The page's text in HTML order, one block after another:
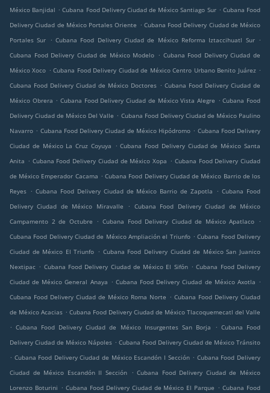
México Banjidal . Cubana Food Delivery Ciudad de México Santiago Sur . Cubana Food
Delivery Ciudad de México Portales Oriente . Cubana Food Delivery Ciudad de México
Portales Sur
. Cubana Food Delivery Ciudad de México Reforma Iztaccihuatl Sur .
Cubana Food Delivery Ciudad de México Modelo . Cubana Food Delivery Ciudad de
México Xoco . Cubana Food Delivery Ciudad de México Centro Urbano Benito Juárez .
Cubana Food Delivery Ciudad de México Doctores . Cubana Food Delivery Ciudad de
México Obrera . Cubana Food Delivery Ciudad de México Vista Alegre . Cubana Food
Delivery Ciudad de México Del Valle . Cubana Food Delivery Ciudad de México Paulino
Navarro . Cubana Food Delivery Ciudad de México Hipódromo . Cubana Food Delivery
Ciudad de México La Cruz Coyuya
. Cubana Food Delivery Ciudad de México Santa
Anita . Cubana Food Delivery Ciudad de México Xopa . Cubana Food Delivery Ciudad
de México Emperador Cacama . Cubana Food Delivery Ciudad de México Barrio de los
Reyes . Cubana Food Delivery Ciudad de México Barrio de Zapotla . Cubana Food
Delivery Ciudad de México Miravalle
. Cubana Food Delivery Ciudad de México
Campamento 2 de Octubre
. Cubana Food Delivery Ciudad de México Apatlaco
.
Cubana Food Delivery Ciudad de México Ampliación el Triunfo . Cubana Food Delivery
Ciudad de México El Triunfo . Cubana Food Delivery Ciudad de México San Juanico
Nextipac . Cubana Food Delivery Ciudad de México El Sifón . Cubana Food Delivery
Ciudad de México General Anaya . Cubana Food Delivery Ciudad de México Axotla .
Cubana Food Delivery Ciudad de México Roma Norte . Cubana Food Delivery Ciudad
de México Acacias . Cubana Food Delivery Ciudad de México Tlacoquemecatl del Valle
. Cubana Food Delivery Ciudad de México Insurgentes San Borja . Cubana Food
Delivery Ciudad de México Nápoles . Cubana Food Delivery Ciudad de México Tránsito
. Cubana Food Delivery Ciudad de México Escandón I Sección . Cubana Food Delivery
Ciudad de México Escandón II Sección
. Cubana Food Delivery Ciudad de México
Lorenzo Boturini . Cubana Food Delivery Ciudad de México El Parque . Cubana Food